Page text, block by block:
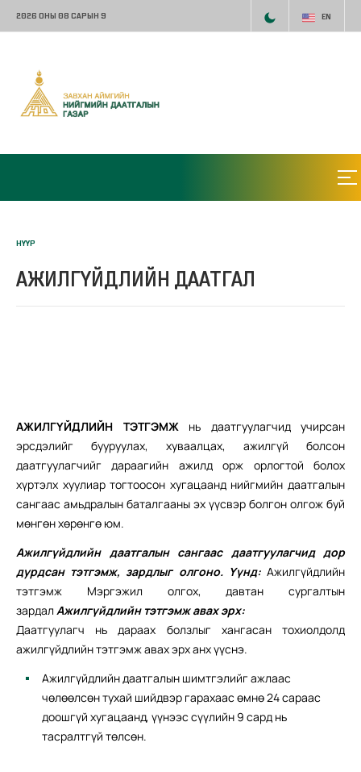
2026 ОНЫ 08 САРЫН 9 EN
НҮҮР
АЖИЛГҮЙДЛИЙН ДААТГАЛ
АЖИЛГҮЙДЛИЙН ТЭТГЭМЖ нь даатгуулагчид учирсан
эрсдэлийг бууруулах, хуваалцах, ажилгүй болсон
даатгуулагчийг дараагийн ажилд орж орлогтой болох
хүртэлх хуулиар тогтоосон хугацаанд нийгмийн даатгалын
сангаас амьдралын баталгааны эх үүсвэр болгон олгож буй
мөнгөн хөрөнгө юм.
Ажилгүйдлийн даатгалын сангаас даатгуулагчид дор
дурдсан тэтгэмж, зардлыг олгоно. Үүнд: Ажилгүйдлийн
тэтгэмж Мэргэжил олгох, давтан сургалтын
зардал Ажилгүйдлийн тэтгэмж авах эрх:
Даатгуулагч нь дараах болзлыг хангасан тохиолдолд
ажилгүйдлийн тэтгэмж авах эрх анх үүснэ.
Ажилгүйдлийн даатгалын шимтгэлийг ажлаас
чөлөөлсөн тухай шийдвэр гарахаас өмнө 24 сараас
доошгүй хугацаанд, үүнээс сүүлийн 9 сард нь
тасралтгүй төлсөн.